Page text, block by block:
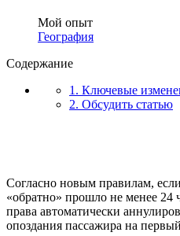
Мой опыт
География
Содержание
1. Ключевые
2. Обсудить статью
Согласно новым правилам,
«обратно» прошло не менее 24
права автоматически
опоздания пассажира на